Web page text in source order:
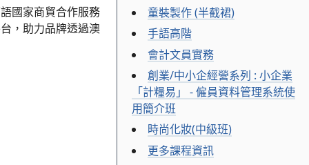
國家商貿合作服務
，助力品牌透過澳
童裝製作 (半截裙)
手語高階
會計文員實務
創業/中小企經營系列 : 小企業
「計糧易」 - 僱員資料管理系統使
用簡介班
時尚化妝(中級班)
更多課程資訊